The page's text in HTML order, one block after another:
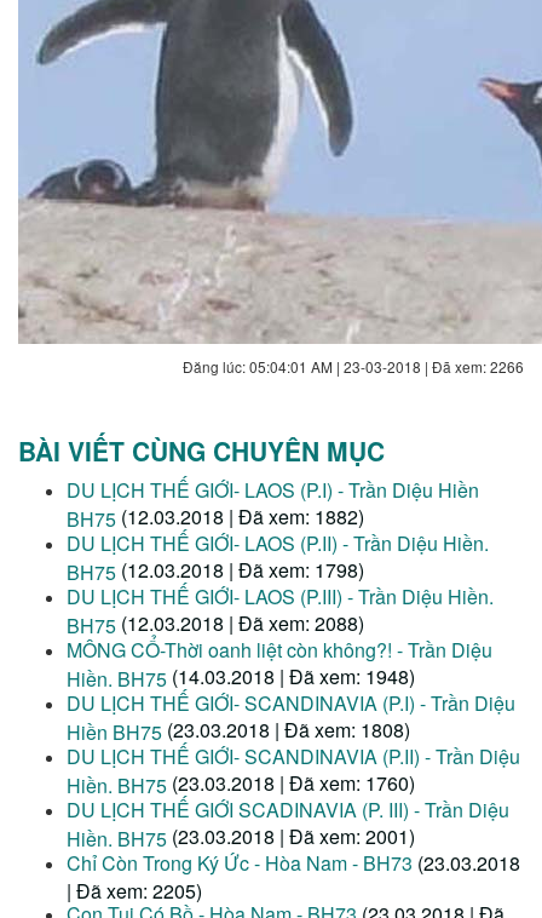
Đăng lúc: 05:04:01 AM | 23-03-2018 | Đã xem: 2266
BÀI VIẾT CÙNG CHUYÊN MỤC
DU LỊCH THẾ GIỚI- LAOS (P.I) - Trần Diệu Hiền
BH75 (12.03.2018 | Đã xem: 1882)
DU LỊCH THẾ GIỚI- LAOS (P.II) - Trần Diệu Hiền.
BH75 (12.03.2018 | Đã xem: 1798)
DU LỊCH THẾ GIỚI- LAOS (P.III) - Trần Diệu Hiền.
BH75 (12.03.2018 | Đã xem: 2088)
MÔNG CỔ-Thời oanh liệt còn không?! - Trần Diệu
Hiền. BH75 (14.03.2018 | Đã xem: 1948)
DU LỊCH THẾ GIỚI- SCANDINAVIA (P.I) - Trần Diệu
Hiền BH75 (23.03.2018 | Đã xem: 1808)
DU LỊCH THẾ GIỚI- SCANDINAVIA (P.II) - Trần Diệu
Hiền. BH75 (23.03.2018 | Đã xem: 1760)
DU LỊCH THẾ GIỚI SCADINAVIA (P. III) - Trần Diệu
Hiền. BH75 (23.03.2018 | Đã xem: 2001)
Chỉ Còn Trong Ký Ức - Hòa Nam - BH73 (23.03.2018
| Đã xem: 2205)